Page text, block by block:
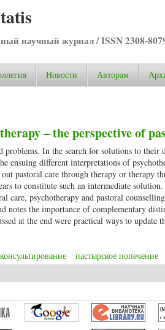
научный журнал / ISSN 2308-
Новости Авторам
– the perspective of
problems. In the search for solutions to
ensuing different interpretations of
pastoral care through therapy or therapy
to constitute such an intermediate
care, psychotherapy and pastoral
notes the importance of complementary
at the end were practical ways to update
пастырское попечение